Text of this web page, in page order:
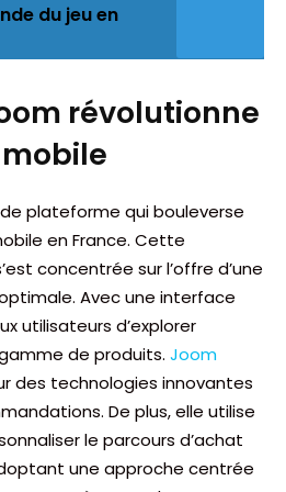
du jeu en
révolutionne
plateforme qui bouleverse
en France. Cette
concentrée sur l’offre d’une
Avec une interface
utilisateurs d’explorer
de produits. Joom
des technologies innovantes
De plus, elle utilise
le parcours d’achat
une approche centrée